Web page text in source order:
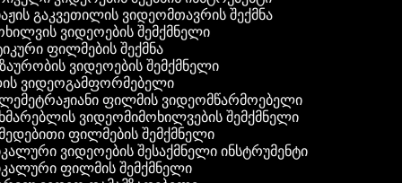
გაკვეთილის ვიდეომთავრის შექმნა
ვიდეოების შემქმნელი
ფილმების შექმნა
ვიდეოების შემქმნელი
ვიდეოგამფორმებელი
ფილმის ვიდეომწარმოებელი
ვიდეომიმოხილვების შემქმნელი
ფილმების შემქმნელი
ვიდეოების შესაქმნელი ინსტრუმენტი
ფილმის შემქმნელი